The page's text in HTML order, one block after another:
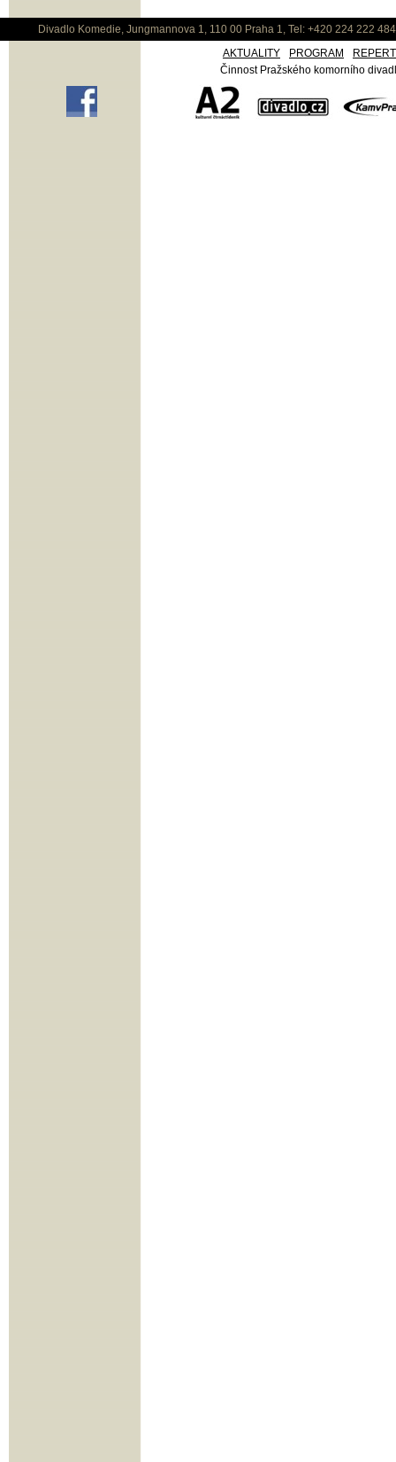
Divadlo Komedie, Jungmannova 1, 110 00 Praha 1, Tel: +420 224 222
AKTUALITY
PROGRAM
Činnost Pražského komorního